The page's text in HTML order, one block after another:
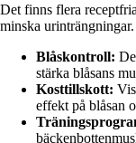
Det finns flera
minska
Blåskontroll:
stärka blåsans
Kosttillskott:
effekt på blåsan